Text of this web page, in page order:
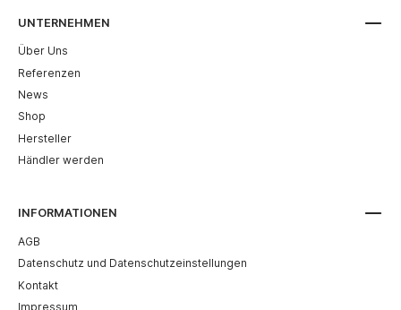
UNTERNEHMEN
Über Uns
Referenzen
News
Shop
Hersteller
Händler werden
INFORMATIONEN
AGB
Datenschutz und Datenschutzeinstellungen
Kontakt
Impressum